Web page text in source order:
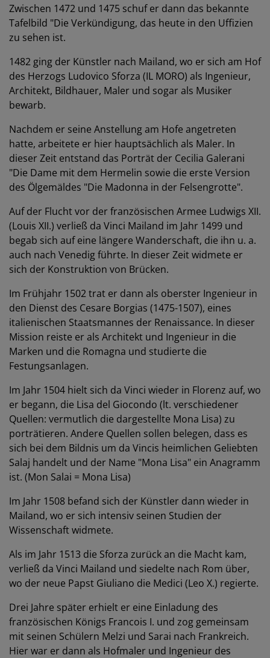
Zwischen 1472 und 1475 schuf er dann das bekannte
Tafelbild "Die Verkündigung, das heute in den Uffizien
zu sehen ist.
1482 ging der Künstler nach Mailand, wo er sich am Hof
des Herzogs Ludovico Sforza (IL MORO) als Ingenieur,
Architekt, Bildhauer, Maler und sogar als Musiker
bewarb.
Nachdem er seine Anstellung am Hofe angetreten
hatte, arbeitete er hier hauptsächlich als Maler. In
dieser Zeit entstand das Porträt der Cecilia Galerani
"Die Dame mit dem Hermelin sowie die erste Version
des Ölgemäldes "Die Madonna in der Felsengrotte".
Auf der Flucht vor der französischen Armee Ludwigs XII.
(Louis XII.) verließ da Vinci Mailand im Jahr 1499 und
begab sich auf eine längere Wanderschaft, die ihn u. a.
auch nach Venedig führte. In dieser Zeit widmete er
sich der Konstruktion von Brücken.
Im Frühjahr 1502 trat er dann als oberster Ingenieur in
den Dienst des Cesare Borgias (1475-1507), eines
italienischen Staatsmannes der Renaissance. In dieser
Mission reiste er als Architekt und Ingenieur in die
Marken und die Romagna und studierte die
Festungsanlagen.
Im Jahr 1504 hielt sich da Vinci wieder in Florenz auf, wo
er begann, die Lisa del Giocondo (lt. verschiedener
Quellen: vermutlich die dargestellte Mona Lisa) zu
porträtieren. Andere Quellen sollen belegen, dass es
sich bei dem Bildnis um da Vincis heimlichen Geliebten
Salaj handelt und der Name "Mona Lisa" ein Anagramm
ist. (Mon Salai = Mona Lisa)
Im Jahr 1508 befand sich der Künstler dann wieder in
Mailand, wo er sich intensiv seinen Studien der
Wissenschaft widmete.
Als im Jahr 1513 die Sforza zurück an die Macht kam,
verließ da Vinci Mailand und siedelte nach Rom über,
wo der neue Papst Giuliano die Medici (Leo X.) regierte.
Drei Jahre später erhielt er eine Einladung des
französischen Königs Francois I. und zog gemeinsam
mit seinen Schülern Melzi und Sarai nach Frankreich.
Hier war er dann als Hofmaler und Ingenieur des